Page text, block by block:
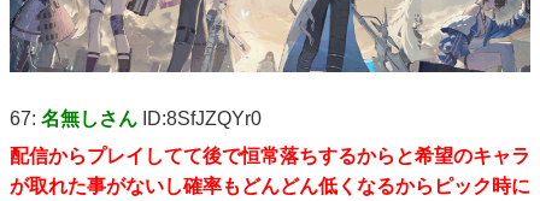
67: 名無しさん ID:8SfJZQYr0
配信からプレイしてて後で恒常落ちするからと希望のキャラ
が取れた事がないし確率もどんどん低くなるからピック時に